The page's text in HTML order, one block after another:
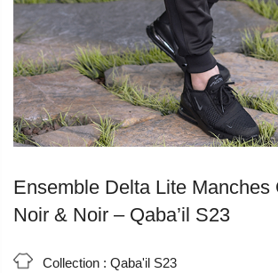
Ensemble Delta Lite Manches
Noir & Noir – Qaba’il S23
Collection : Qaba'il S23